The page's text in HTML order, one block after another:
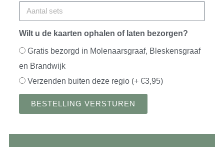
Wilt u de kaarten ophalen of laten bezorgen?
Gratis bezorgd in Molenaarsgraaf, Bleskensgraaf
en Brandwijk
Verzenden buiten deze regio (+ €3,95)
BESTELLING VERSTUREN